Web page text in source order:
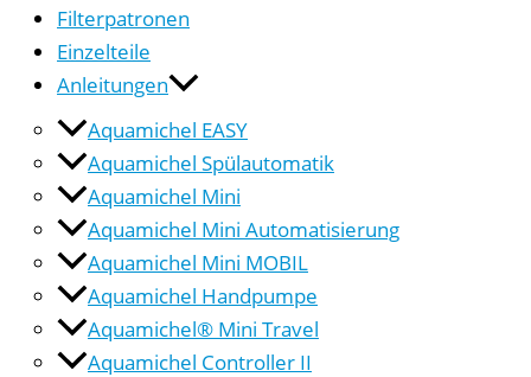
Filterpatronen
Einzelteile
Anleitungen
Aquamichel EASY
Aquamichel Spülautomatik
Aquamichel Mini
Aquamichel Mini Automatisierung
Aquamichel Mini MOBIL
Aquamichel Handpumpe
Aquamichel® Mini Travel
Aquamichel Controller II